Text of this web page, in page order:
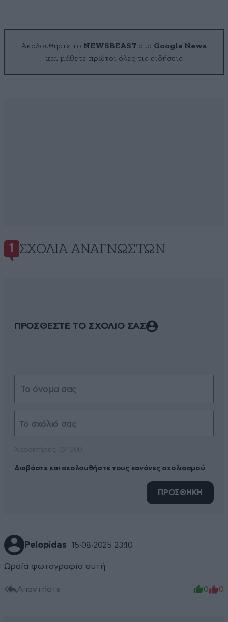
Ακολουθήστε το NEWSBEAST στο Google News
και μάθετε πρώτοι όλες τις ειδήσεις
1 ΣΧΌΛΙΑ ΑΝΑΓΝΩΣΤΏΝ
ΠΡΟΣΘΕΣΤΕ ΤΟ ΣΧΟΛΙΟ ΣΑΣ
Διαβάστε και ακολουθήστε τους κανόνες σχολιασμού
ΠΡΟΣΘΗΚΗ
Pelopidas 15·08·2025 23:10
Ωραία φωτογραφία αυτή
Απαντήστε 0 0